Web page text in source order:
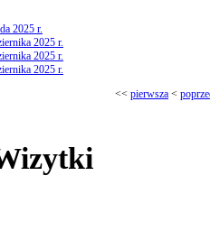
2025 r.
2025 r.
2025 r.
2025 r.
<< pierwsza <